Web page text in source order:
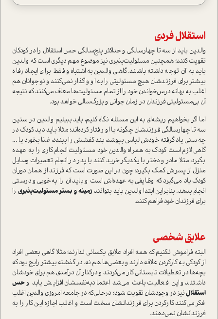
استقلال فردي
والدين بايد از سه تا چهارسالگي و حداكثر پنج‌سالگي حس استقلال را در کودکان
تقویت کنند؛ همچنین مسئوليت‌پذيري نیز موضوع مهم ديگري است كه والدين
بايد به آن توجه داشته باشند. گاهي والدين به‌اشتباه و فقط براي ايجاد رفاه
بيشتر برای فرزندشان هيچ مسئوليتي را به او واگذار نمی‌کنند و نوجوانان هم
اغلب به بهانه درس‌خواندن خود را از تمام مسئولیت‌ها معاف می‌کنند که نتیجه
آن بی‌مسئولیتی فرزندان در زمان جوانی و بزرگ‌سالی خواهد بود.
اما اگر بخواهيم ريشه‌اي به این مسئله نگاه کنیم، بايد ببينيم والدين در سنين
سه تا چهارسالگي فرزندشان چگونه با او رفتار کرده‌اند؛ مثلا بايد ديد كودك در
چه سني ياد گرفته خودش لباس بپوشد، بند كفشش را ببندد، غذا بخورد يا ...
گاهي لازم است كودك به همراه والدين خود مسئوليت انجام كاري را به عهده
بگيرد، مثلا مادر و دختر با یکديگر خريد كنند يا پدر در انجام تعميرات وسايل
منزل از پسرش كمك بگيرد؛ چون در این صورت است که فرزند از همان دوران
کودک یاد می‌گیرد كه وظايفي به عهده‌اش است و باید آن را به‌خوبی و درستی
انجام بدهد. بنابراين ابتدا والدين بايد بتوانند زمينه وبستر مسئوليت‌پذيري را
براي فرزندان خود فراهم كنند.
علايق شخصي
البته فراموش نكنيم كه همه افراد علايق يكساني ندارند؛ مثلا گاهي بعضي افراد
از كودكي به كاركردن علاقه دارند و بعضي‌ها هم نه. در گذشته بيشتر رايج بود كه
بچه‌ها در تعطيلات تابستاني كار می‌كردند و دركنار آن درآمدي هم براي خودشان
داشتند و این فعالیت باعث می‌شد اعتمادبه‌نفسشان افزايش يابد وحس
استقلالنيز در وجودشان تقويت شود؛ درحالی‌که در جامعه امروزی والدين اغلب
فكر می‌كنند كاركردن براي فرزندانشان سخت است و اغلب اجازه این کار را به
فرزندانشان نمی‌دهند.